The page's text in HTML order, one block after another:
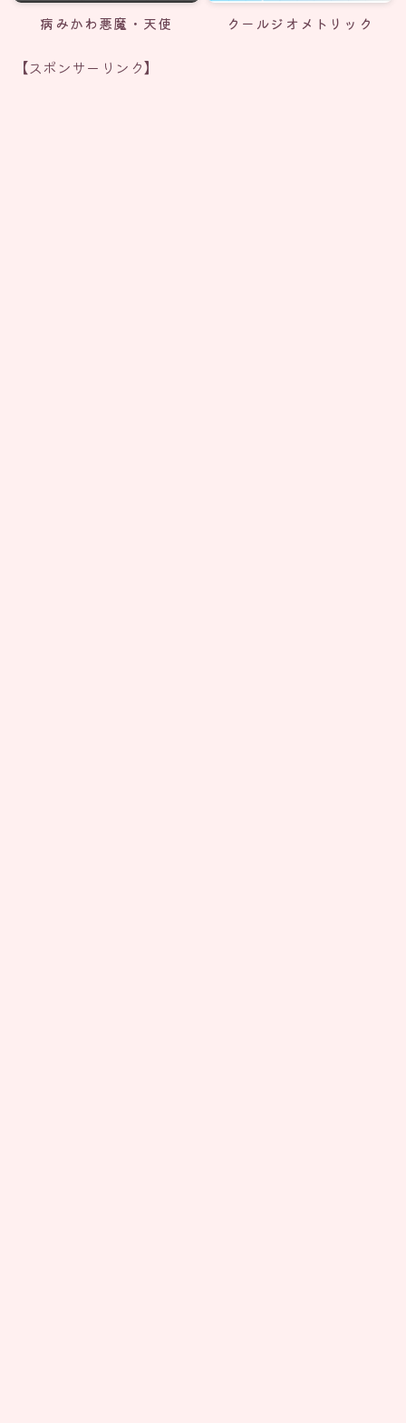
病みかわ悪魔・天使 クールジオメトリック
【スポンサーリンク】